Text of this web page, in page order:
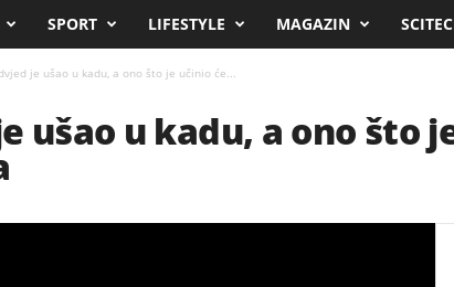
SPORT LIFESTYLE MAGAZIN
je ušao u kadu, a ono što je učinio će...
ušao u kadu, a ono što